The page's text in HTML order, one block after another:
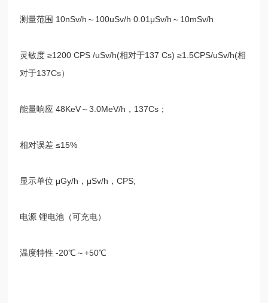
测量范围 10nSv/h ～ 100uSv/h 0.01μSv/h ～ 10mSv/h
灵敏度 ≥1200 CPS /uSv/h(相对于137 Cs) ≥1.5CPS/uSv/h(相
对于137Cs）
能量响应 48KeV～3.0MeV/h ， 137Cs ；
相对误差 ≤15%
显示单位 μGy/h ， μSv/h ，CPS;
电源 锂电池（可充电）
温度特性 -20℃～+50℃